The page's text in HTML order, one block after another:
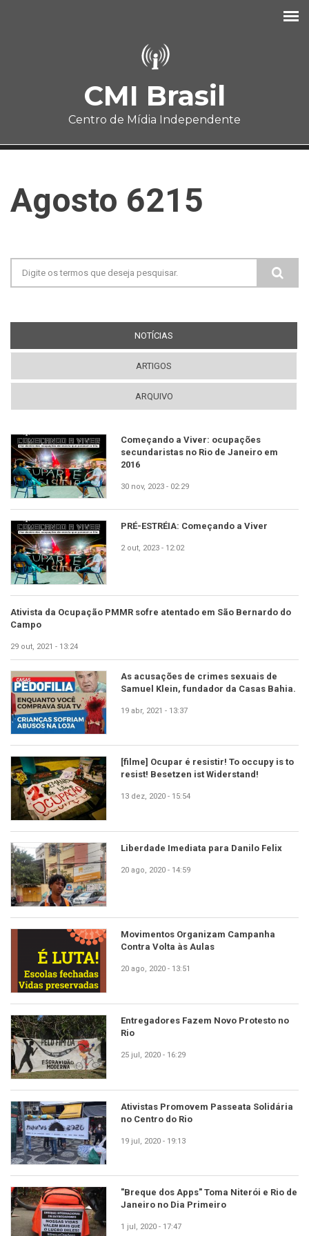
CMI Brasil
Centro de Mídia Independente
Agosto 6215
Formulário de busca
NOTÍCIAS
ARTIGOS
ARQUIVO
Começando a Viver: ocupações
secundaristas no Rio de Janeiro em
2016
30 nov, 2023 - 02:29
PRÉ-ESTRÉIA: Começando a Viver
2 out, 2023 - 12:02
Ativista da Ocupação PMMR sofre atentado em São Bernardo do
Campo
29 out, 2021 - 13:24
As acusações de crimes sexuais de
Samuel Klein, fundador da Casas Bahia.
19 abr, 2021 - 13:37
[filme] Ocupar é resistir! To occupy is to
resist! Besetzen ist Widerstand!
13 dez, 2020 - 15:54
Liberdade Imediata para Danilo Felix
20 ago, 2020 - 14:59
Movimentos Organizam Campanha
Contra Volta às Aulas
20 ago, 2020 - 13:51
Entregadores Fazem Novo Protesto no
Rio
25 jul, 2020 - 16:29
Ativistas Promovem Passeata Solidária
no Centro do Rio
19 jul, 2020 - 19:13
"Breque dos Apps" Toma Niterói e Rio de
Janeiro no Dia Primeiro
1 jul, 2020 - 17:47